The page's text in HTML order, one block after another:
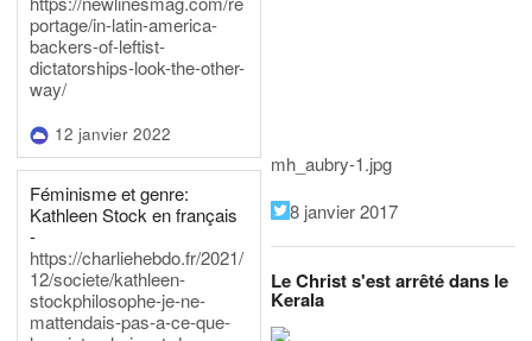
portage/in-latin-america-
backers-of-leftist-
dictatorships-look-the-other-
way/
12 janvier 2022
Féminisme et genre:
Kathleen Stock en français
-
https://charliehebdo.fr/2021/
12/societe/kathleen-
stockphilosophe-je-ne-
mattendais-pas-a-ce-que-
mh_aubry-1.jpg
8 janvier 2017
Le Christ s'est arrêté dans le
Kerala